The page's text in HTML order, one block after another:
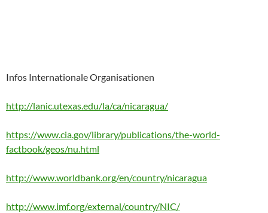
Infos Internationale Organisationen
http://lanic.utexas.edu/la/ca/nicaragua/
https://www.cia.gov/library/publications/the-world-
factbook/geos/nu.html
http://www.worldbank.org/en/country/nicaragua
http://www.imf.org/external/country/NIC/